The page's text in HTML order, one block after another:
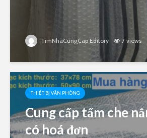
TimNhaCungCap Editory 7 views
THIẾT BỊ VĂN PHÒNG
Cung cấp tấm che
có hoá đơn